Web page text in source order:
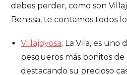
debes perder, como son
Benissa, te contamos todos
Villajoyosa: La Vila, es uno
pesqueros más bonitos
destacando su precioso